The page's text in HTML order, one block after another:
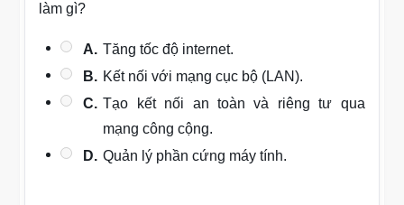
làm gì?
A. Tăng tốc độ internet.
B. Kết nối với mạng cục bộ (LAN).
C. Tạo kết nối an toàn và riêng tư qua
mạng công cộng.
D. Quản lý phần cứng máy tính.